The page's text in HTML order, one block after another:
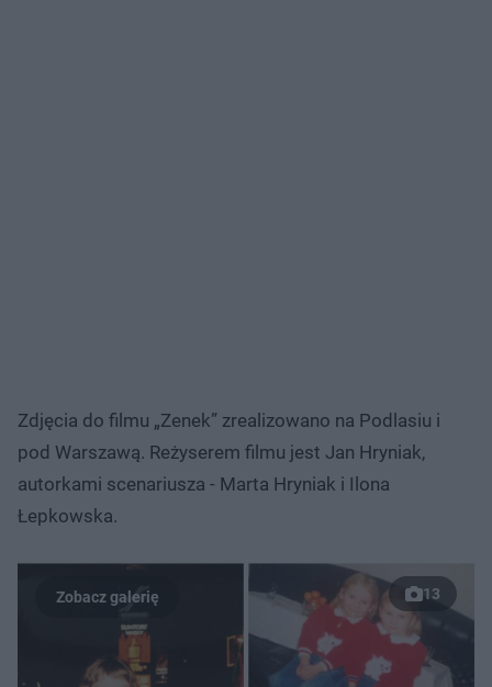
Zdjęcia do filmu „Zenek” zrealizowano na Podlasiu i
pod Warszawą. Reżyserem filmu jest Jan Hryniak,
autorkami scenariusza - Marta Hryniak i Ilona
Łepkowska.
13